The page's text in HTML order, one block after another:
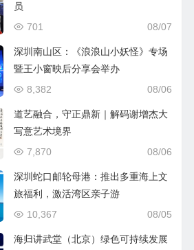
员
08/07
701
深圳南山区：《浪浪山小妖怪》专场
暨王小窗映后分享会举办
08/06
8,382
道艺融合，守正鼎新｜解码谢增杰大
写意艺术境界
08/06
7,870
深圳蛇口邮轮母港：推出多重海上文
旅福利，激活湾区亲子游
08/05
10,367
海归讲武堂（北京）绿色可持续发展